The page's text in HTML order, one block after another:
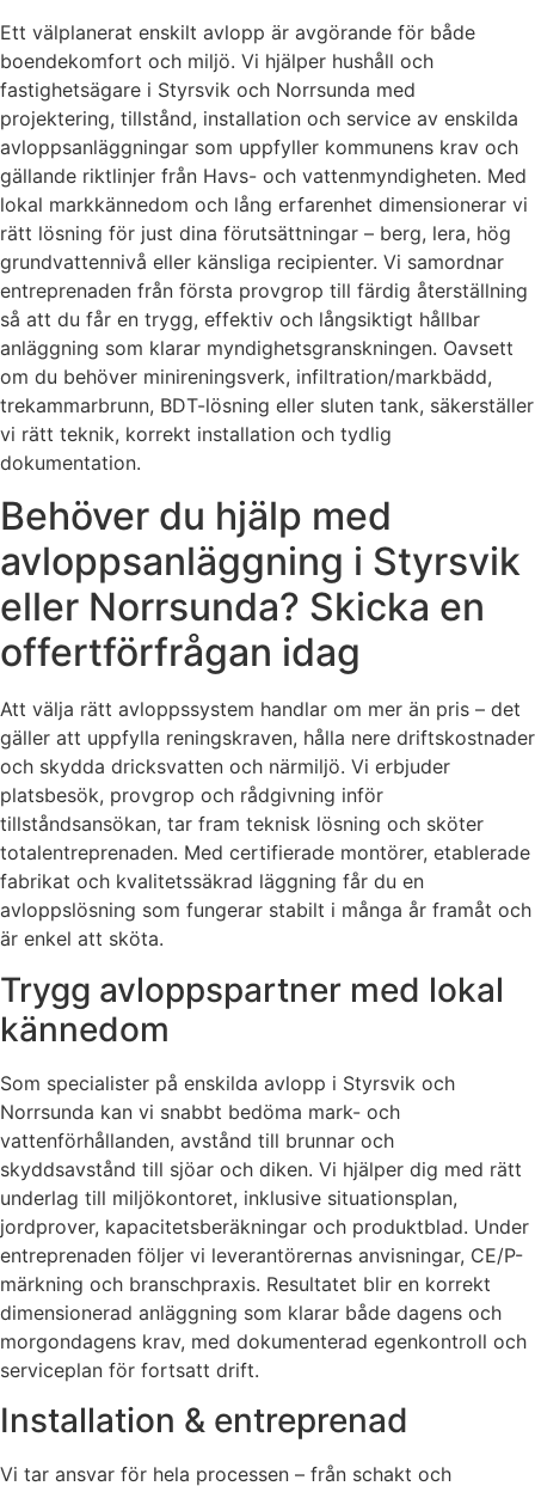
Ett välplanerat enskilt avlopp är avgörande för både
boendekomfort och miljö. Vi hjälper hushåll och
fastighetsägare i Styrsvik och Norrsunda med
projektering, tillstånd, installation och service av enskilda
avloppsanläggningar som uppfyller kommunens krav och
gällande riktlinjer från Havs- och vattenmyndigheten. Med
lokal markkännedom och lång erfarenhet dimensionerar vi
rätt lösning för just dina förutsättningar – berg, lera, hög
grundvattennivå eller känsliga recipienter. Vi samordnar
entreprenaden från första provgrop till färdig återställning
så att du får en trygg, effektiv och långsiktigt hållbar
anläggning som klarar myndighetsgranskningen. Oavsett
om du behöver minireningsverk, infiltration/markbädd,
trekammarbrunn, BDT-lösning eller sluten tank, säkerställer
vi rätt teknik, korrekt installation och tydlig
dokumentation.
Behöver du hjälp med
avloppsanläggning i Styrsvik
eller Norrsunda? Skicka en
offertförfrågan idag
Att välja rätt avloppssystem handlar om mer än pris – det
gäller att uppfylla reningskraven, hålla nere driftskostnader
och skydda dricksvatten och närmiljö. Vi erbjuder
platsbesök, provgrop och rådgivning inför
tillståndsansökan, tar fram teknisk lösning och sköter
totalentreprenaden. Med certifierade montörer, etablerade
fabrikat och kvalitetssäkrad läggning får du en
avloppslösning som fungerar stabilt i många år framåt och
är enkel att sköta.
Trygg avloppspartner med lokal
kännedom
Som specialister på enskilda avlopp i Styrsvik och
Norrsunda kan vi snabbt bedöma mark- och
vattenförhållanden, avstånd till brunnar och
skyddsavstånd till sjöar och diken. Vi hjälper dig med rätt
underlag till miljökontoret, inklusive situationsplan,
jordprover, kapacitetsberäkningar och produktblad. Under
entreprenaden följer vi leverantörernas anvisningar, CE/P-
märkning och branschpraxis. Resultatet blir en korrekt
dimensionerad anläggning som klarar både dagens och
morgondagens krav, med dokumenterad egenkontroll och
serviceplan för fortsatt drift.
Installation & entreprenad
Vi tar ansvar för hela processen – från schakt och